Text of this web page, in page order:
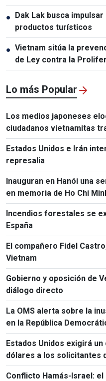
● Dak Lak busca
productos turísticos
● Vietnam sitúa la
de Ley contra la
Destrucción Masiva
Lo más Popular
Los medios japoneses
ciudadanos vietnamitas
Kumamoto
Estados Unidos e Irán
represalia
Inauguran en Hanói una
en memoria de Ho Chi
Incendios forestales se
España
El compañero Fidel
Vietnam
Gobierno y oposición de
diálogo directo
La OMS alerta sobre la
en la República
Estados Unidos exigirá
dólares a los solicitantes
Conflicto Hamás-Israel: